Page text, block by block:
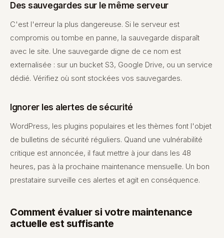
Des sauvegardes sur le même serveur
C'est l'erreur la plus dangereuse. Si le serveur est
compromis ou tombe en panne, la sauvegarde disparaît
avec le site. Une sauvegarde digne de ce nom est
externalisée : sur un bucket S3, Google Drive, ou un service
dédié. Vérifiez où sont stockées vos sauvegardes.
Ignorer les alertes de sécurité
WordPress, les plugins populaires et les thèmes font l'objet
de bulletins de sécurité réguliers. Quand une vulnérabilité
critique est annoncée, il faut mettre à jour dans les 48
heures, pas à la prochaine maintenance mensuelle. Un bon
prestataire surveille ces alertes et agit en conséquence.
Comment évaluer si votre maintenance
actuelle est suffisante